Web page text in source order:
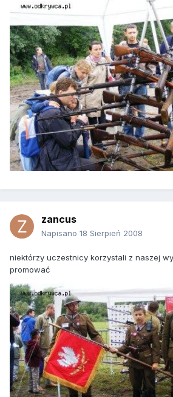
zancus
Napisano 18 Sierpień 2008
niektórzy uczestnicy korzystali z naszej
promować